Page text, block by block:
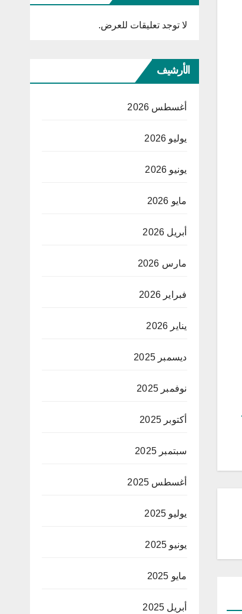
لا توجد تعليقات للعرض.
الأرشيف
أغسطس 2026
يوليو 2026
يونيو 2026
مايو 2026
أبريل 2026
مارس 2026
فبراير 2026
يناير 2026
ديسمبر 2025
نوفمبر 2025
أكتوبر 2025
سبتمبر 2025
أغسطس 2025
يوليو 2025
يونيو 2025
مايو 2025
أبريل 2025